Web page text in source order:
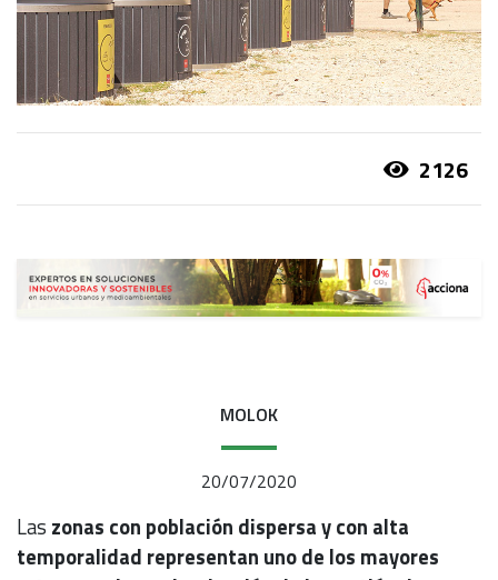
2126
MOLOK
20/07/2020
Las zonas con población dispersa y con alta
temporalidad representan uno de los mayores